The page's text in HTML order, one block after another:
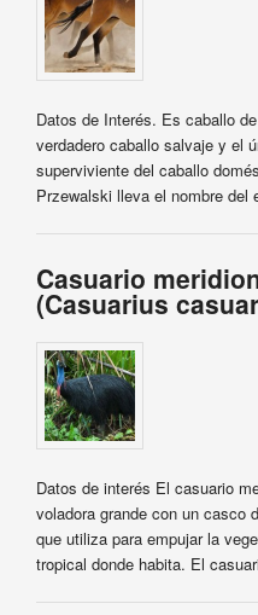
Datos de Interés. Es caballo
verdadero caballo salvaje y el
superviviente del caballo
Przewalski lleva el nombre del
Casuario
(Casuarius
Datos de interés El casuario
voladora grande con un casco
que utiliza para empujar la
tropical donde habita. El